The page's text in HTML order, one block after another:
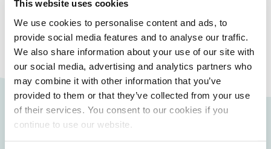
This website uses cookies
We use cookies to personalise content and ads, to
provide social media features and to analyse our traffic.
We also share information about your use of our site with
our social media, advertising and analytics partners who
may combine it with other information that you’ve
provided to them or that they’ve collected from your use
of their services. You consent to our cookies if you
continue to use our website.
Nous fournissons des produits circulaires
aux usines de purification d'eau